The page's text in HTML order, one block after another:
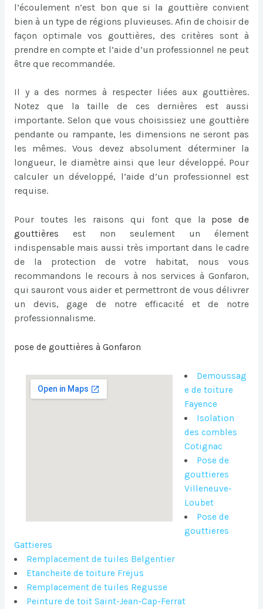
l’écoulement n’est bon que si la gouttière convient
bien à un type de régions pluvieuses. Afin de choisir de
façon optimale vos gouttières, des critères sont à
prendre en compte et l’aide d’un professionnel ne peut
être que recommandée.
Il y a des normes à respecter liées aux gouttières.
Notez que la taille de ces dernières est aussi
importante. Selon que vous choisissiez une gouttière
pendante ou rampante, les dimensions ne seront pas
les mêmes. Vous devez absolument déterminer la
longueur, le diamètre ainsi que leur développé. Pour
calculer un développé, l’aide d’un professionnel est
requise.
Pour toutes les raisons qui font que la pose de
gouttières
est non seulement un élement
indispensable mais aussi très important dans le cadre
de la protection de votre habitat, nous vous
recommandons le recours à nos services à Gonfaron,
qui sauront vous aider et permettront de vous délivrer
un devis, gage de notre efficacité et de notre
professionnalisme.
pose de gouttières à Gonfaron
Demoussag
e de toiture
Fayence
Isolation
des combles
Cotignac
Pose de
gouttieres
Villeneuve-
Loubet
Pose de
gouttieres
Gattieres
Remplacement de tuiles Belgentier
Etancheite de toiture Frejus
Remplacement de tuiles Regusse
Peinture de toit Saint-Jean-Cap-Ferrat